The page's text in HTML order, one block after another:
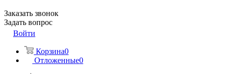
Заказать звонок
Задать вопрос
Войти
Корзина0
Отложенные0